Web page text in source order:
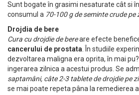
Sunt bogate în grasimi nesaturate cât si
consumul a 70-100 g de seminte crude pe
Drojdia de bere
Cura cu drojdie de bereare efecte
cancerului de prostata . În studiile
dezvoltarea maligna era oprita, în mai
ingerarea zilnica a acestui produs. Se
saptamâni, câte 2-3 tablete de drojdie pe
se mai poate repeta pâna la remedierea